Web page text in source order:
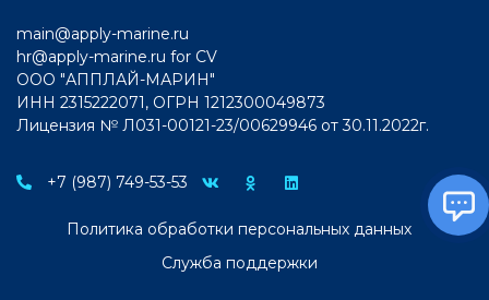
main@apply-marine.ru
hr@apply-marine.ru for CV
ООО "АППЛАЙ-МАРИН"
ИНН 2315222071, ОГРН 1212300049873
Лицензия № Л031-00121-23/00629946 от 30.11.2022г.
+7 (987) 749-53-53
Политика обработки персональных данных
Служба поддержки